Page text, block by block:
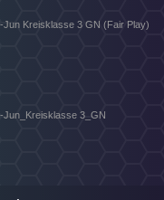
Kreisklasse 3 GN (Fair Play)
3_GN